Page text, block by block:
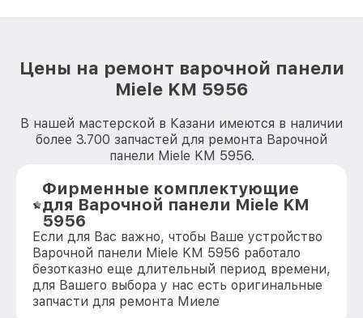
Цены на ремонт варочной панели
Miele KM 5956
В нашей мастерской в Казани имеются в наличии
более 3.700 запчастей для ремонта Варочной
панели Miele KM 5956.
Фирменные комплектующие
для Варочной панели Miele KM
5956
Если для Вас важно, чтобы Ваше устройство
Варочной панели Miele KM 5956 работало
безотказно еще длительный период времени,
для Вашего выбора у нас есть оригинальные
запчасти для ремонта Миеле